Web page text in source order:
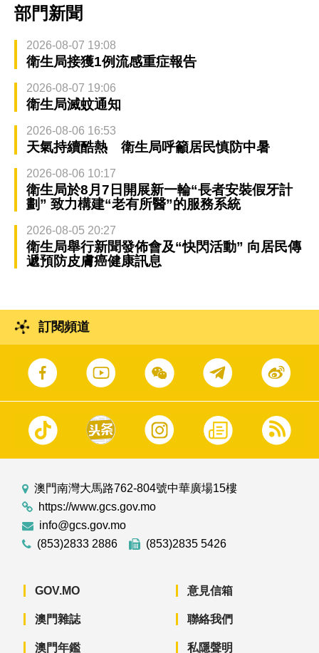
部門新聞
2026-08-07 19:08
衛生局接獲1例流感重症報告
2026-08-07 19:06
衛生局滅蚊通知
2026-08-06 16:53
天氣持續酷熱 衛生局呼籲居民慎防中暑
2026-08-06 10:17
衛生局於8月7日開展新一輪“長者安裝假牙計
劃” 致力構建“老有所醫”的服務系統
2026-08-05 20:27
衛生局舉行新聞發佈會及“快閃活動” 向居民傳
遞預防皮膚癌健康訊息
訂閱頻道
澳門南灣大馬路762-804號中華廣場15樓
https://www.gcs.gov.mo
info@gcs.gov.mo
(853)2833 2886
(853)2835 5426
GOV.MO
澳門雜誌
澳門年鑑
意見信箱
聯絡我們
私隱聲明